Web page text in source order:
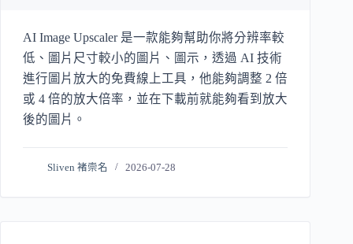
AI Image Upscaler 是一款能夠幫助你將分辨率較
低、圖片尺寸較小的圖片、圖示，透過 AI 技術
進行圖片放大的免費線上工具，他能夠調整 2 倍
或 4 倍的放大倍率，並在下載前就能夠看到放大
後的圖片。
Sliven 褚崇名 2026-07-28